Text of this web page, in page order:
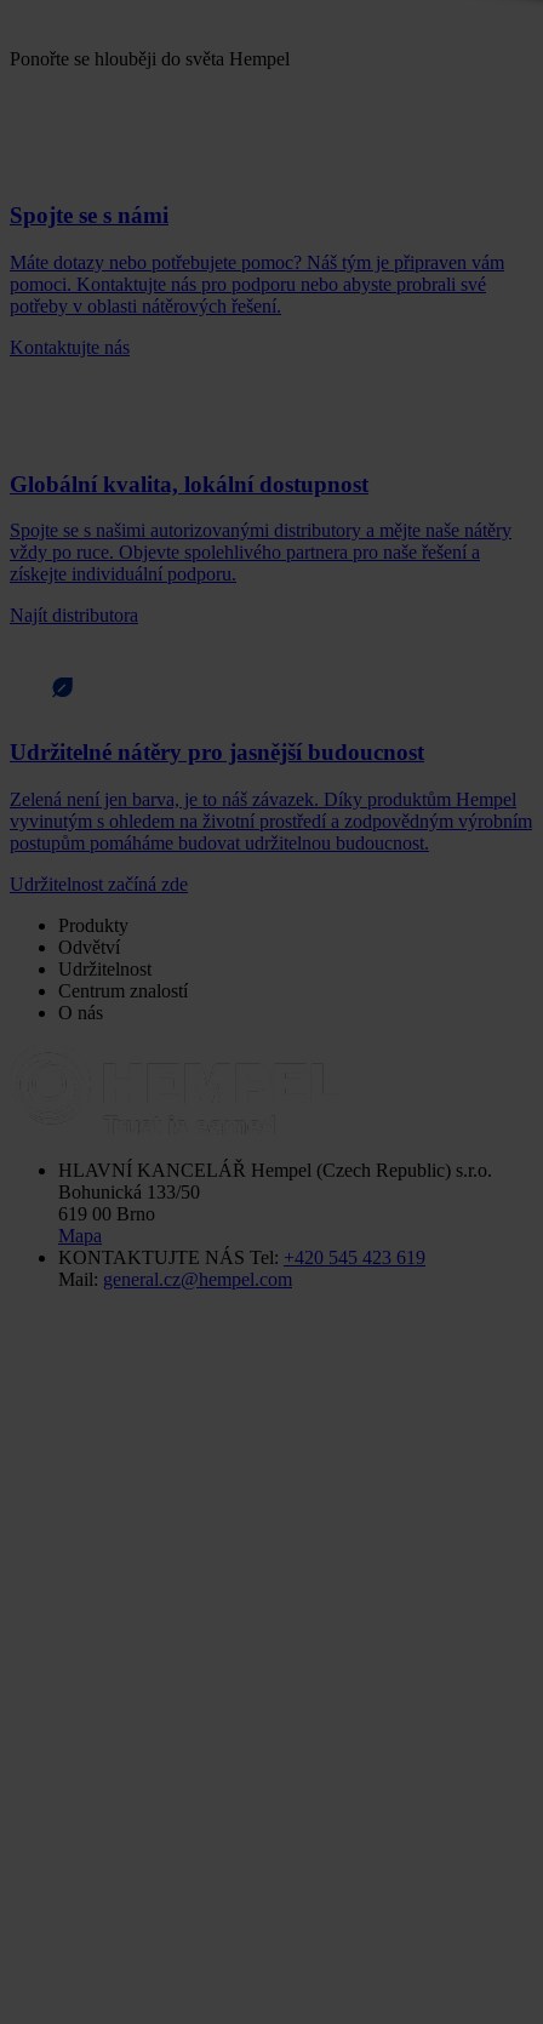
Ponořte se hlouběji do světa Hempel
Spojte se s námi
Máte dotazy nebo potřebujete pomoc? Náš tým je připraven vám
pomoci. Kontaktujte nás pro podporu nebo abyste probrali své
potřeby v oblasti nátěrových řešení.
Kontaktujte nás
Globální kvalita, lokální dostupnost
Spojte se s našimi autorizovanými distributory a mějte naše nátěry
vždy po ruce. Objevte spolehlivého partnera pro naše řešení a
získejte individuální podporu.
Najít distributora
Udržitelné nátěry pro jasnější budoucnost
Zelená není jen barva, je to náš závazek. Díky produktům Hempel
vyvinutým s ohledem na životní prostředí a zodpovědným výrobním
postupům pomáháme budovat udržitelnou budoucnost.
Udržitelnost začíná zde
Produkty
Odvětví
Udržitelnost
Centrum znalostí
O nás
HLAVNÍ KANCELÁŘ Hempel (Czech Republic) s.r.o.
Bohunická 133/50
619 00 Brno
Mapa
KONTAKTUJTE NÁS Tel: +420 545 423 619
Mail: general.cz@hempel.com